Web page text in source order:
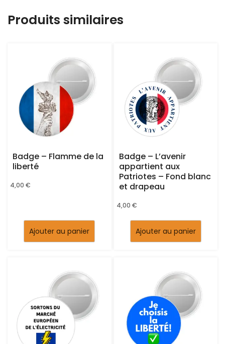
Produits similaires
Badge – Flamme de la
liberté
4,00 €
Ajouter au panier
Badge – L’avenir
appartient aux
Patriotes – Fond blanc
et drapeau
4,00 €
Ajouter au panier